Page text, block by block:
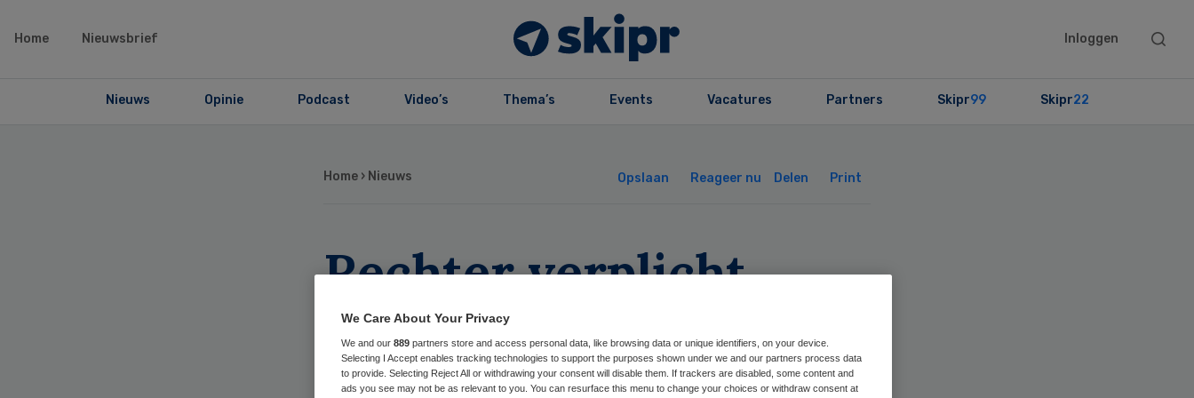
Home Nieuwsbrief Inloggen
Search
Nieuws Opinie Podcast Video’s Thema’s Events Vacatures Partners Skipr99 Skipr22
Home › Nieuws Opslaan Reageer nu Delen Print
Rechter verplicht
gemeenten tot
gesprek over
We Care About Your Privacy
We and our 889 partners store and access personal data, like browsing data or unique identifiers, on your device.
Selecting I Accept enables tracking technologies to support the purposes shown under we and our partners process data
to provide. Selecting Reject All or withdrawing your consent will disable them. If trackers are disabled, some content and
ads you see may not be as relevant to you. You can resurface this menu to change your choices or withdraw consent at